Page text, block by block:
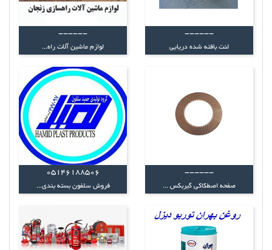
------
لنت بافته شده دریایی
------
لوازم ماشین آلات راه...
------
صفحه اصطکاکی گیربکس ...
05146188506
فروش سلفون بسته بندی...